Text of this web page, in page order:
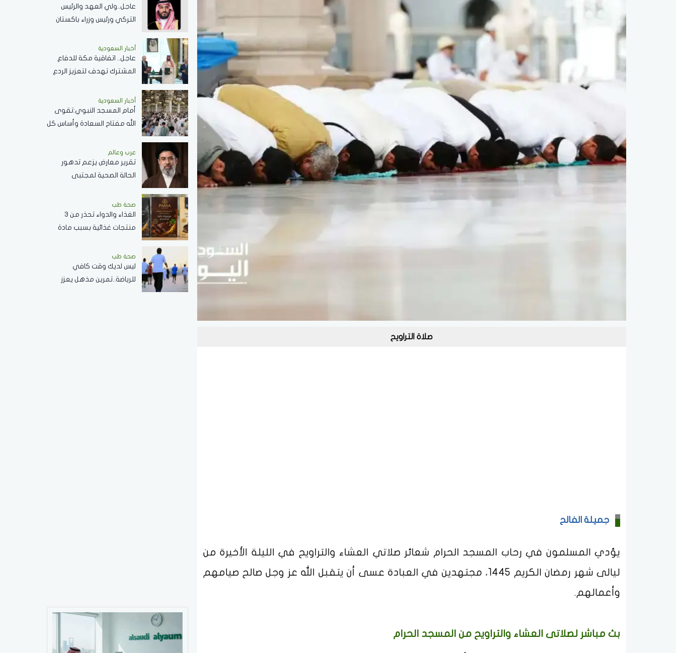
صلاة التراويح
جميلة الفالح
يؤدي المسلمون في رحاب المسجد الحرام شعائر صلاتي العشاء والتراويح في الليلة الأخيرة من
ليالى شهر رمضان الكريم 1445، مجتهدين في العبادة عسى أن يتقبل الله عز وجل صالح صيامهم
وأعمالهم.
بث مباشر لصلاتى العشاء والتراويح من المسجد الحرام
عاجل..ولي العهد والرئيس
التركي ورئيس وزراء باكستان
المشترك
أخبار السعودية
عاجل.. اتفاقية مكة للدفاع
المشترك تهدف لتعزيز الردع
عمل عدواني
أخبار السعودية
أمام المسجد النبوي:تقوى
الله مفتاح السعادة وأساس كل
عرب وعالم
تقرير معارض يزعم تدهور
الحالة الصحية لمجتبى
الإيرانية
صحة طب
الغذاء والدواء تحذر من 3
منتجات غذائية بسبب مادة
استهلاكها
صحة طب
ليس لديك وقت كافي
للرياضة..تمرين مذهل يعزز